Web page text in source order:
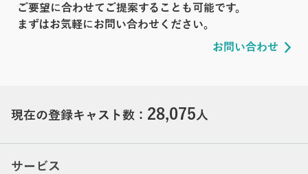
ご要望に合わせてご提案することも可能です。
まずはお気軽にお問い合わせください。
お問い合わせ
現在の登録キャスト数： 28,075人
サービス